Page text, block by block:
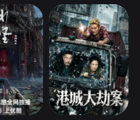
狠羞辱了尤氏和贾蓉。 凤姐带
一面唆使张华来领尤二姐，失败
用秋桐暗害尤二姐。尤二姐怀胎
胎，心灰意冷，吞金自杀。尤二
，草葬了尤二姐。